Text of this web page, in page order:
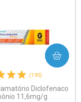
(190)
Diclofenaco
11,6mg/g
COMPRAR